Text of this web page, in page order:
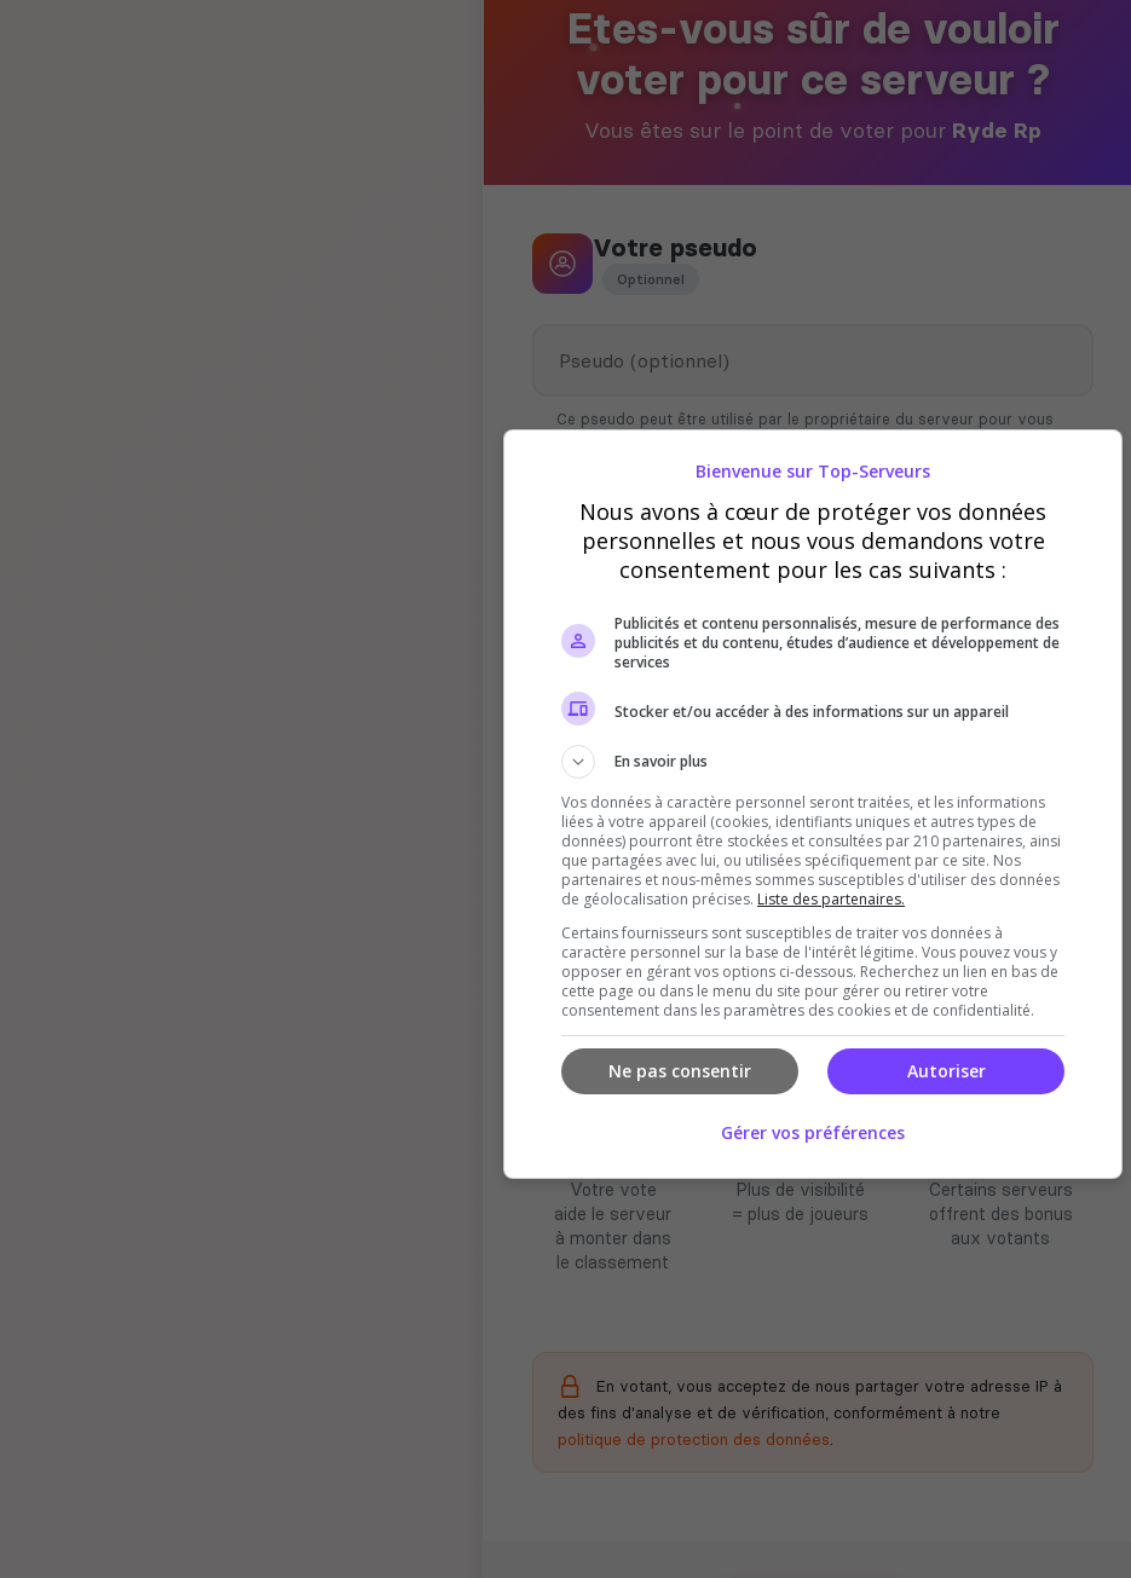
Etes-vous sûr de vouloir
voter pour ce serveur ?
Vous êtes sur le point de voter pour Ryde Rp
Votre pseudo
Optionnel
Ce pseudo peut être utilisé par le propriétaire du serveur pour vous
Vérification
Requis
Cette étape nous aide à lutter contre les votes
automatisés
Pourquoi voter pour Ryde Rp ?
Votre vote
aide le serveur
à monter dans
le classement
Soutient la
Plus de visibilité
= plus de joueurs
Certains serveurs
offrent des bonus
aux votants
En votant, vous acceptez de nous partager votre adresse IP à
des fins d'analyse et de vérification, conformément à notre
politique de protection des données.
Bienvenue sur Top-Serveurs
Nous avons à cœur de protéger vos données
personnelles et nous vous demandons votre
consentement pour les cas suivants :
Publicités et contenu personnalisés, mesure de performance des
publicités et du contenu, études d’audience et développement de
services
Stocker et/ou accéder à des informations sur un appareil
En savoir plus
Vos données à caractère personnel seront traitées, et les informations
liées à votre appareil (cookies, identifiants uniques et autres types de
données) pourront être stockées et consultées par 210 partenaires, ainsi
que partagées avec lui, ou utilisées spécifiquement par ce site. Nos
partenaires et nous-mêmes sommes susceptibles d'utiliser des données
de géolocalisation précises. Liste des partenaires.
Certains fournisseurs sont susceptibles de traiter vos données à
caractère personnel sur la base de l'intérêt légitime. Vous pouvez vous y
opposer en gérant vos options ci-dessous. Recherchez un lien en bas de
cette page ou dans le menu du site pour gérer ou retirer votre
consentement dans les paramètres des cookies et de confidentialité.
Autoriser
Ne pas consentir
Gérer vos préférences